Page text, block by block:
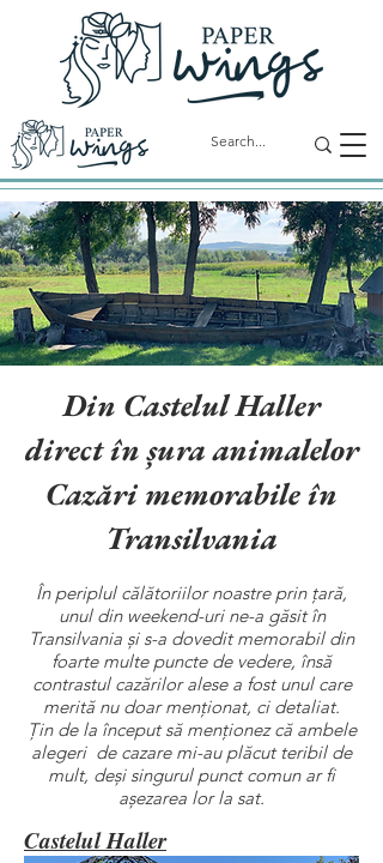
Din Castelul Haller
direct în șura animalelor
Cazări memorabile în
Transilvania
În periplul călătoriilor noastre prin țară,
unul din weekend-uri ne-a găsit în
Transilvania și s-a dovedit memorabil din
foarte multe puncte de vedere, însă
contrastul cazărilor alese a fost unul care
merită nu doar menționat, ci detaliat.
Țin de la început să menționez că ambele
alegeri de cazare mi-au plăcut teribil de
mult, deși singurul punct comun ar fi
așezarea lor la sat.
Castelul Haller